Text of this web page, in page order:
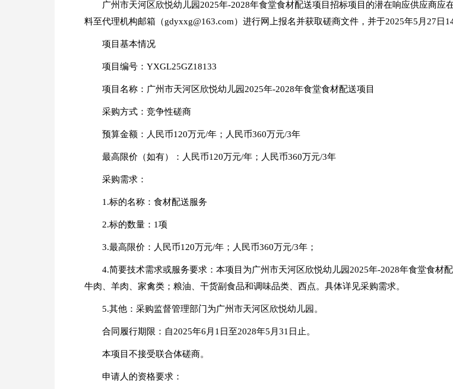
广州市天河区欣悦幼儿园2025年-2028年食堂食材配送项目招标项目的潜在响应供应商
料至代理机构邮箱（gdyxxg@163.com）进行网上报名并获取磋商文件，并于2025年5月27日
项目基本情况
项目编号：YXGL25GZ18133
项目名称：广州市天河区欣悦幼儿园2025年-2028年食堂食材配送项目
采购方式：竞争性磋商
预算金额：人民币120万元/年；人民币360万元/3年
最高限价（如有）：人民币120万元/年；人民币360万元/3年
采购需求：
1.标的名称：食材配送服务
2.标的数量：1项
3.最高限价：人民币120万元/年；人民币360万元/3年；
4.简要技术需求或服务要求：本项目为广州市天河区欣悦幼儿园2025年-2028年食堂食材
牛肉、羊肉、家禽类；粮油、干货副食品和调味品类、西点。具体详见采购需求。
5.其他：采购监督管理部门为广州市天河区欣悦幼儿园。
合同履行期限：自2025年6月1日至2028年5月31日止。
本项目不接受联合体磋商。
申请人的资格要求：